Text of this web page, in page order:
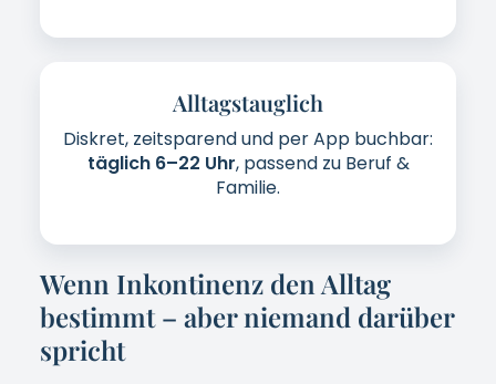
Alltagstauglich
Diskret, zeitsparend und per App buchbar:
täglich 6–22 Uhr, passend zu Beruf &
Familie.
Wenn Inkontinenz den Alltag
bestimmt – aber niemand darüber
spricht